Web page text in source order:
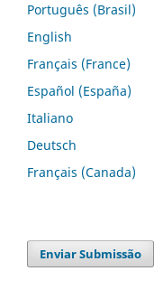
Português (Brasil)
English
Français (France)
Español (España)
Italiano
Deutsch
Français (Canada)
Enviar Submissão